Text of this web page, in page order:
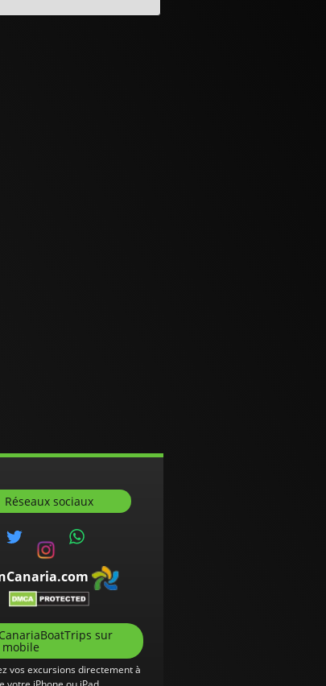
Réseaux sociaux
sur
vos excursions directement à